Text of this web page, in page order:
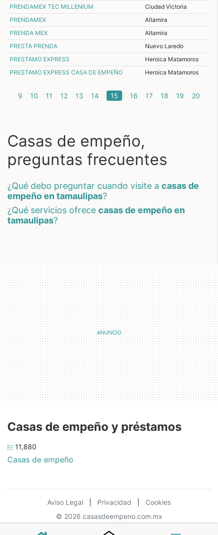
PRENDAMEX TEC MILLENIUM
Ciudad Victoria
PRENDAMEX
Altamira
PRENDA MEX
Altamira
PRESTA PRENDA
Nuevo Laredo
PRESTAMO EXPRESS
Heroica Matamoros
PRESTAMO EXPRESS CASA DE EMPEÑO
Heroica Matamoros
9 10 11 12 13 14 15(current)
16 17 18 19 20
Casas de empeño,
preguntas frecuentes
¿qué debo preguntar cuando visite a casas de
empeño en tamaulipas?
¿qué servicios ofrece casas de empeño en
tamaulipas?
Casas de empeño y préstamos
11,880
Casas de empeño
Aviso Legal Privacidad
Cookies
© 2026 casasdeempeno.com.mx